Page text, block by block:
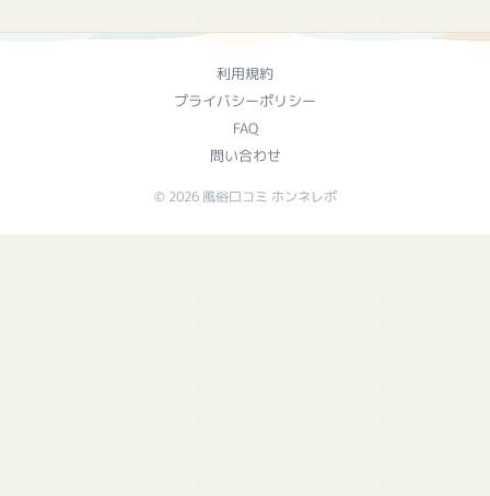
利用規約
プライバシーポリシー
FAQ
問い合わせ
© 2026 風俗口コミ ホンネレポ